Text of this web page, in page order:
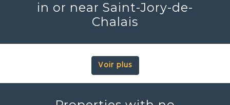
in or near Saint-Jory-de-
Chalais
Voir plus